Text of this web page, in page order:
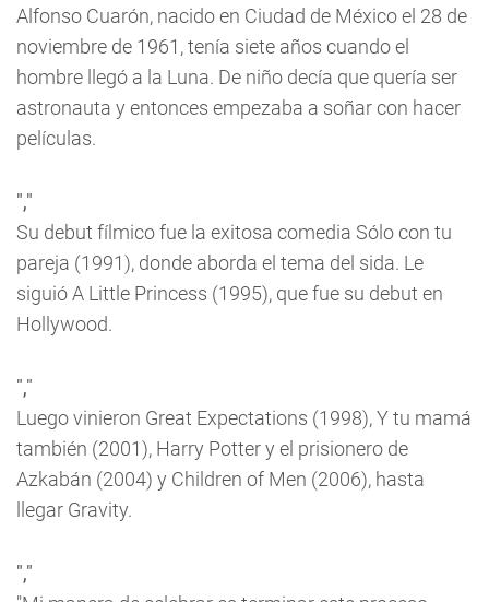
Alfonso Cuarón, nacido en Ciudad de México el 28 de
noviembre de 1961, tenía siete años cuando el
hombre llegó a la Luna. De niño decía que quería ser
astronauta y entonces empezaba a soñar con hacer
películas.
","
Su debut fílmico fue la exitosa comedia Sólo con tu
pareja (1991), donde aborda el tema del sida. Le
siguióA Little Princess (1995), que fue su debut en
Hollywood.
","
Luego vinieron Great Expectations (1998),Y tu mamá
también (2001), Harry Potter y el prisionero de
Azkabán (2004) y Children of Men (2006), hasta
llegar Gravity.
","